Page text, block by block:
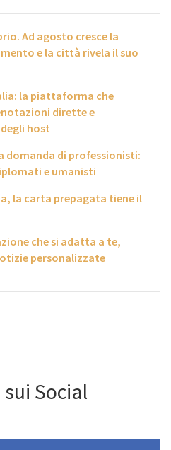
Ad agosto cresce la
e la città rivela il suo
la piattaforma che
dirette e
host
domanda di professionisti:
e umanisti
la carta prepagata tiene il
che si adatta a te,
personalizzate
Social